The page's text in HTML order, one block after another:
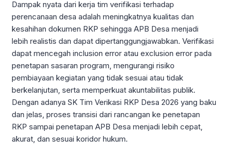
Dampak nyata dari kerja tim verifikasi terhadap
perencanaan desa adalah meningkatnya kualitas dan
kesahihan dokumen RKP sehingga APB Desa menjadi
lebih realistis dan dapat dipertanggungjawabkan. Verifikasi
dapat mencegah inclusion error atau exclusion error pada
penetapan sasaran program, mengurangi risiko
pembiayaan kegiatan yang tidak sesuai atau tidak
berkelanjutan, serta memperkuat akuntabilitas publik.
Dengan adanya SK Tim Verikasi RKP Desa 2026 yang baku
dan jelas, proses transisi dari rancangan ke penetapan
RKP sampai penetapan APB Desa menjadi lebih cepat,
akurat, dan sesuai koridor hukum.